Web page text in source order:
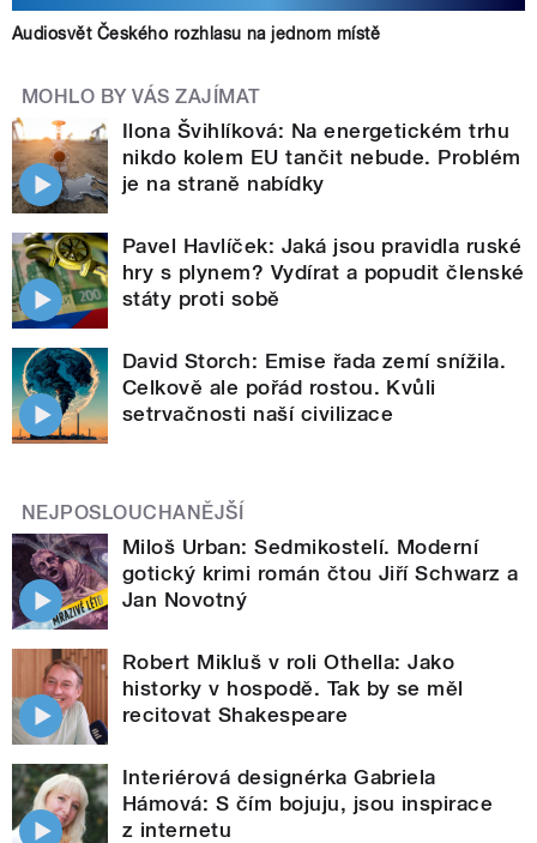
Audiosvět Českého rozhlasu na jednom místě
MOHLO BY VÁS ZAJÍMAT
Ilona Švihlíková: Na energetickém trhu
nikdo kolem EU tančit nebude. Problém
je na straně nabídky
Pavel Havlíček: Jaká jsou pravidla ruské
hry s plynem? Vydírat a popudit členské
státy proti sobě
David Storch: Emise řada zemí snížila.
Celkově ale pořád rostou. Kvůli
setrvačnosti naší civilizace
NEJPOSLOUCHANĚJŠÍ
Miloš Urban: Sedmikostelí. Moderní
gotický krimi román čtou Jiří Schwarz a
Jan Novotný
Robert Mikluš v roli Othella: Jako
historky v hospodě. Tak by se měl
recitovat Shakespeare
Interiérová designérka Gabriela
Hámová: S čím bojuju, jsou inspirace
z internetu